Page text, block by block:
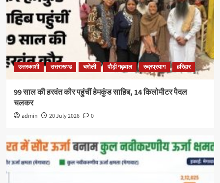
उत्तरकाशी उत्तराखण्ड चमोली पौड़ी गढ़वाल रुद्रप्रयाग हरिद्वार
99 साल की हरवंत कौर पहुंचीं हेमकुंड साहिब, 14 किलोमीटर पैदल
चलकर
admin 20 July 2026 0